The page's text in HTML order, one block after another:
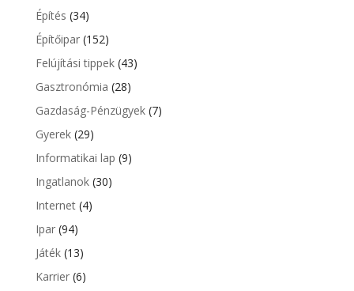
Építés (34)
Építőipar(152)
Felújítási tippek(43)
Gasztronómia (28)
Gazdaság-Pénzügyek(7)
Gyerek(29)
Informatikai lap (9)
Ingatlanok(30)
Internet(4)
Ipar(94)
Játék(13)
Karrier(6)